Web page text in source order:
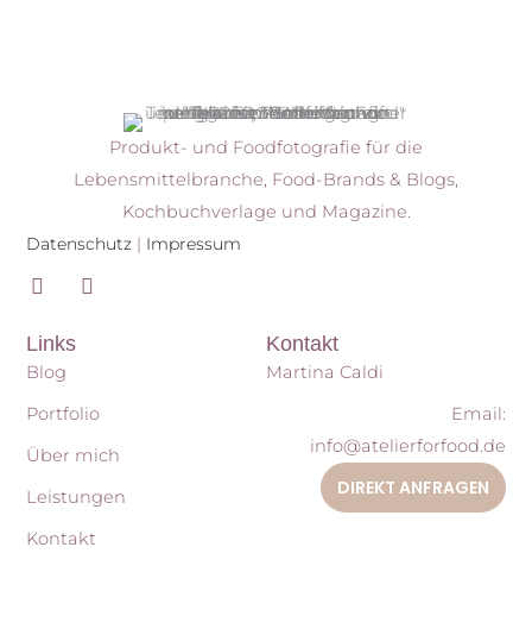
Links
Blog
Portfolio
Über mich
Leistungen
Kontakt
Produkt- und Foodfotografie für die
Lebensmittelbranche, Food-Brands & Blogs,
Kochbuchverlage und Magazine.
Datenschutz | Impressum
I
t
a
r
m
P
e
t
Kontakt
Martina Caldi
Email:
info@atelierforfood.de
DIREKT ANFRAGEN